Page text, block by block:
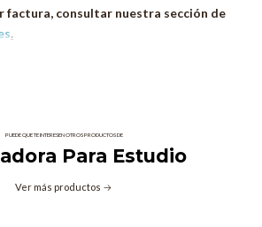
factura, consultar nuestra sección de
.
PUEDE QUE TE INTERESEN OTROS PRODUCTOS DE
Para Estudio
Ver más productos